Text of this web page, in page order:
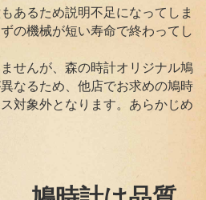
あるため説明不足になってしま
の機械が短い寿命で終わってし
せんが、森の時計オリジナル鳩
なるため、他店でお求めの鳩時
対象外となります。あらかじめ